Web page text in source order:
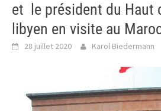
et le président du Haut
libyen en visite au
28 juillet 2020 Karol Biedermann